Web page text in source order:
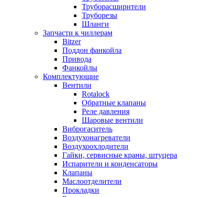
Труборасширители
Труборезы
Шланги
Запчасти к чиллерам
Bitzer
Поддон фанкойла
Привода
Фанкойлы
Комплектующие
Вентили
Rotalock
Обратные клапаны
Реле давления
Шаровые вентили
Виброгаситель
Воздухонагреватели
Воздухоохлодители
Гайки, сервисные краны, штуцера
Испарители и конденсаторы
Клапаны
Маслоотделители
Прокладки